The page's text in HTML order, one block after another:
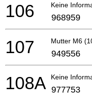
Keine
106 968959
Mutter M6
107 949556
Keine
108A 977753